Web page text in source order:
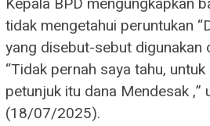
tidak mengetahui peruntukan
yang disebut-sebut digunakan
“Tidak pernah saya tahu,
petunjuk itu dana Mendesak
(18/07/2025).